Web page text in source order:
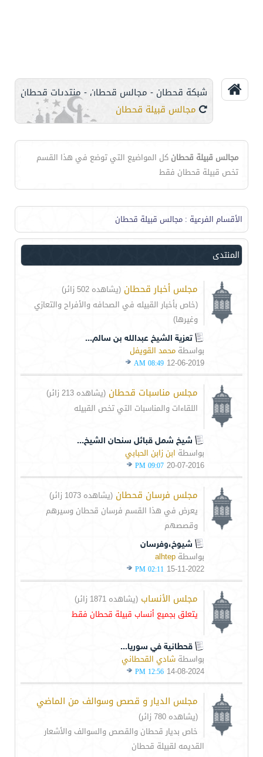
شبكة قحطان - مجالس قحطان - منتديات قحطان
مجالس قبيلة قحطان
مجالس قبيلة قحطان كل المواضيع التي توضع في هذا القسم
تخص قبيلة قحطان فقط
الأقسام الفرعية : مجالس قبيلة قحطان
المنتدى
مجلس أخبار قحطان (يشاهده 502 زائر)
(خاص بأخبار القبيله في الصحافه والأفراح والتعازي
وغيرها)
تعزية الشيخ عبدالله بن سالم...
بواسطة محمد القويفل
12-06-2019
08:49 AM
مجلس مناسبات قحطان (يشاهده 213 زائر)
اللقاءات والمناسبات التي تخص القبيله
شيخ شمل قبائل سنحان الشيخ...
بواسطة ابن زابن الحبابي
20-07-2016
09:07 PM
مجلس فرسان قحطان (يشاهده 1073 زائر)
يعرض في هذا القسم فرسان قحطان وسيرهم
وقصصهم
شيوخ،وفرسان
بواسطة alhtep
15-11-2022
02:11 PM
مجلس الأنساب (يشاهده 1871 زائر)
يتعلق بجميع أنساب قبيلة قحطان فقط
قحطانية في سوريا...
بواسطة شادي القحطاني
14-08-2024
12:56 PM
مجلس الديار و قصص وسوالف من الماضي
(يشاهده 780 زائر)
خاص بديار قحطان والقصص والسوالف والأشعار
القديمه لقبيلة قحطان